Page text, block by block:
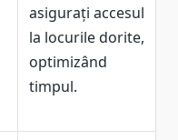
asigurați accesul
la locurile dorite,
optimizând
timpul.